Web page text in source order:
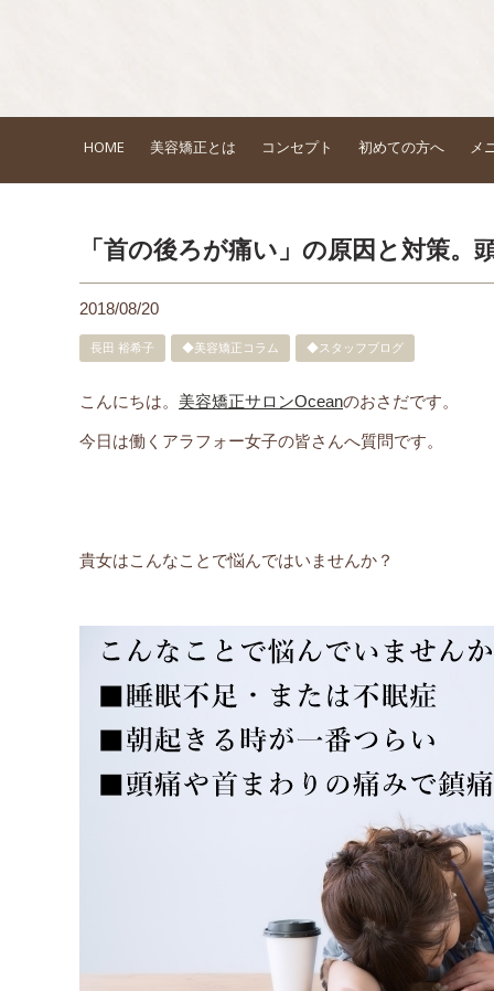
HOME 美容矯正とは コンセプト 初めての方へ メ
「首の後ろが痛い」の原因と対策
2018/08/20
長田 裕希子 ◆美容矯正コラム ◆スタッフブログ
こんにちは。 美容矯正サロンOceanのおさだです。
今日は働くアラフォー女子の皆さんへ質問です。
貴女はこんなことで悩んではいませんか？